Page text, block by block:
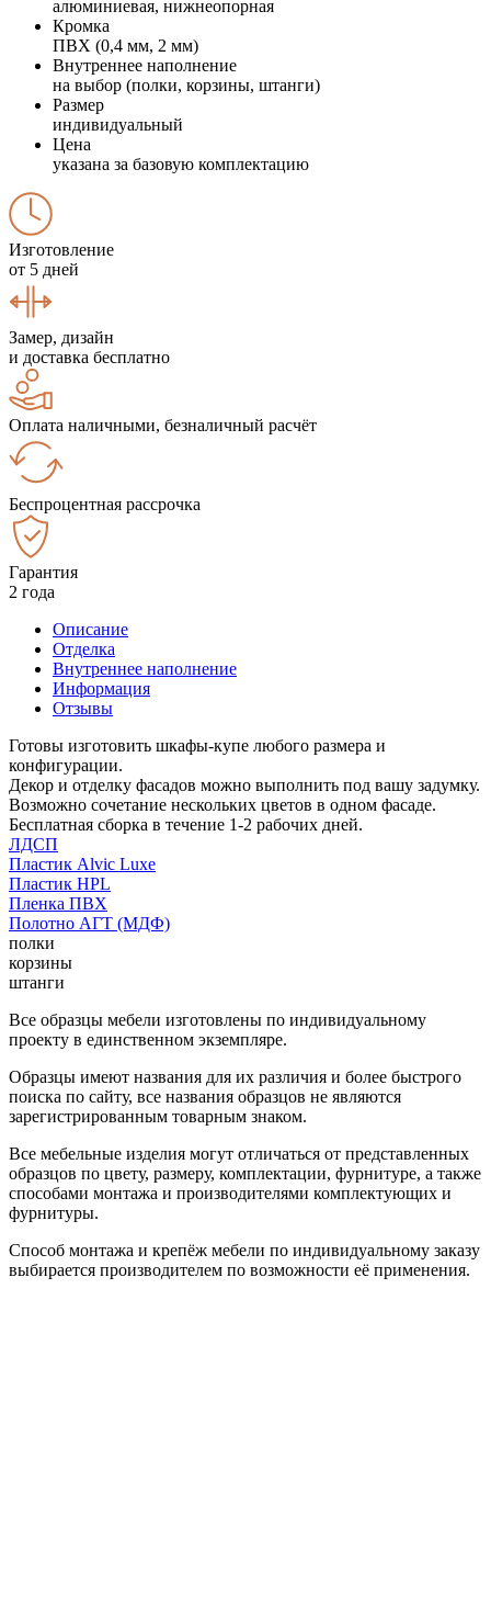
алюминиевая, нижнеопорная
Кромка
ПВХ (0,4 мм, 2 мм)
Внутреннее наполнение
на выбор (полки, корзины, штанги)
Размер
индивидуальный
Цена
указана за базовую комплектацию
Изготовление
от 5 дней
Замер, дизайн
и доставка бесплатно
Оплата наличными, безналичный расчёт
Беспроцентная рассрочка
Гарантия
2 года
Описание
Отделка
Внутреннее наполнение
Информация
Отзывы
Готовы изготовить шкафы-купе любого размера и
конфигурации.
Декор и отделку фасадов можно выполнить под вашу задумку.
Возможно сочетание нескольких цветов в одном фасаде.
Бесплатная сборка в течение 1-2 рабочих дней.
ЛДСП
Пластик Alvic Luxe
Пластик HPL
Пленка ПВХ
Полотно АГТ (МДФ)
полки
корзины
штанги
Все образцы мебели изготовлены по индивидуальному
проекту в единственном экземпляре.
Образцы имеют названия для их различия и более быстрого
поиска по сайту, все названия образцов не являются
зарегистрированным товарным знаком.
Все мебельные изделия могут отличаться от представленных
образцов по цвету, размеру, комплектации, фурнитуре, а также
способами монтажа и производителями комплектующих и
фурнитуры.
Способ монтажа и крепёж мебели по индивидуальному заказу
выбирается производителем по возможности её применения.